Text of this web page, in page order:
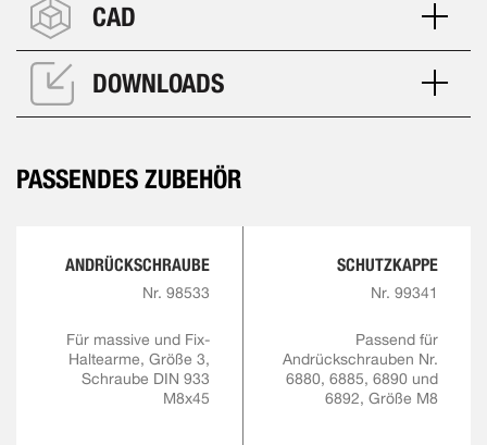
CAD
DOWNLOADS
PASSENDES ZUBEHÖR
ANDRÜCKSCHRAUBE
Nr. 98533
Für massive und Fix-
Haltearme, Größe 3,
Schraube DIN 933
M8x45
SCHUTZKAPPE
Nr. 99341
Passend für
Andrückschrauben Nr.
6880, 6885, 6890 und
6892, Größe M8